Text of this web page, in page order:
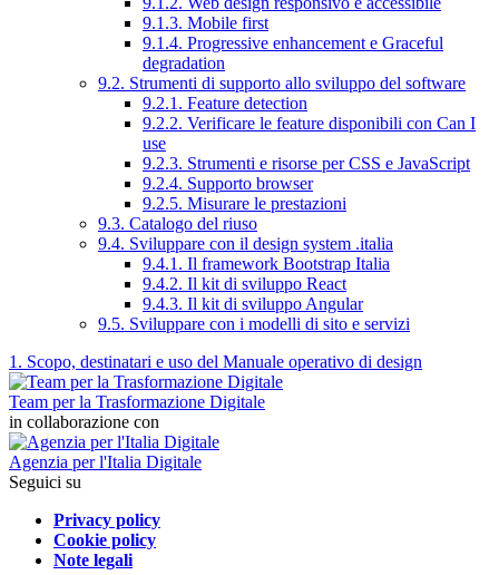
9.1.3. Mobile first
9.1.4. Progressive enhancement e Graceful
degradation
9.2. Strumenti di supporto allo sviluppo del software
9.2.1. Feature detection
9.2.2. Verificare le feature disponibili con Can I
use
9.2.3. Strumenti e risorse per CSS e JavaScript
9.2.4. Supporto browser
9.2.5. Misurare le prestazioni
9.3. Catalogo del riuso
9.4. Sviluppare con il design system .italia
9.4.1. Il framework Bootstrap Italia
9.4.2. Il kit di sviluppo React
9.4.3. Il kit di sviluppo Angular
9.5. Sviluppare con i modelli di sito e servizi
1. Scopo, destinatari e uso del Manuale operativo di design
Team per la Trasformazione Digitale
in collaborazione con
Agenzia per l'Italia Digitale
Seguici su
Privacy policy
Cookie policy
Note legali